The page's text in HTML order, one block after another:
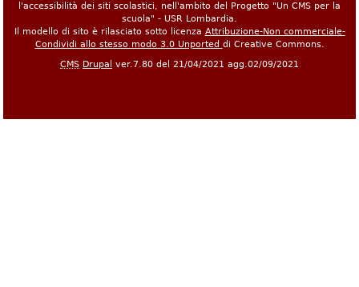
l'accessibilità dei siti scolastici, nell'ambito del Progetto "Un CMS per la
scuola" - USR Lombardia.
Il modello di sito è rilasciato sotto licenza Attribuzione-Non commerciale-
Condividi allo stesso modo 3.0 Unported di Creative Commons.
CMS Drupal ver.7.80 del 21/04/2021 agg.02/09/2021